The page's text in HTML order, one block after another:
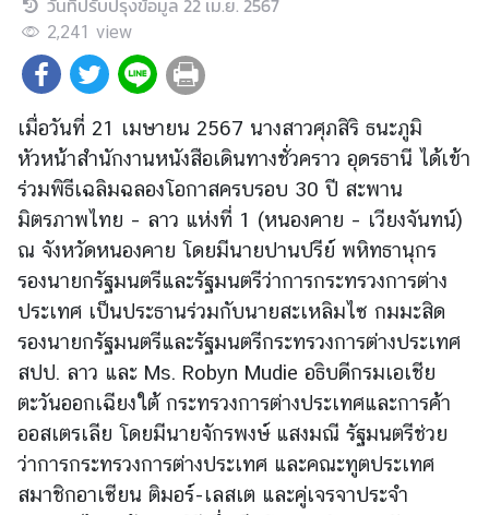
ร
ม
ก
ร
ก
ง
ล
ข่
ว
บ
ก
า
วันที่ปรับปรุงข้อมูล 22 เม.ย. 2567
2,241 view
เมื่อวันที่ 21 เมษายน 2567 นางสาวศุภสิริ ธนะภูมิ
หัวหน้าสำนักงานหนังสือเดินทางชั่วคราว อุดรธานี ได้เข้า
ร่วมพิธีเฉลิมฉลองโอกาสครบรอบ 30 ปี สะพาน
มิตรภาพไทย – ลาว แห่งที่ 1 (หนองคาย – เวียงจันทน์)
ณ จังหวัดหนองคาย โดยมีนายปานปรีย์ พหิทธานุกร
รองนายกรัฐมนตรีและรัฐมนตรีว่าการกระทรวงการต่าง
ประเทศ เป็นประธานร่วมกับนายสะเหลิมไซ กมมะสิด
รองนายกรัฐมนตรีและรัฐมนตรีกระทรวงการต่างประเทศ
สปป. ลาว และ Ms. Robyn Mudie อธิบดีกรมเอเชีย
ตะวันออกเฉียงใต้ กระทรวงการต่างประเทศและการค้า
ออสเตรเลีย โดยมีนายจักรพงษ์ แสงมณี รัฐมนตรีช่วย
ว่าการกระทรวงการต่างประเทศ และคณะทูตประเทศ
สมาชิกอาเซียน ติมอร์-เลสเต และคู่เจรจาประจำ